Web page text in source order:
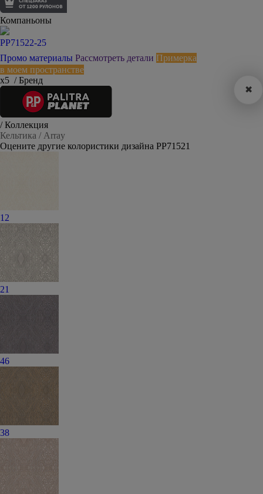
Компаньоны
PP71522-25
Промо материалы Рассмотреть детали Примерка
в моем пространстве
х5
✖
/ Бренд
/ Коллекция
Кельтика / Array
Оцените другие колористики дизайна PP71521
12
21
46
38